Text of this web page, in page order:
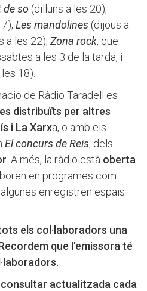
de so (dilluns a les 20);
Les mandolines (dijous a
a les 22); Zona rock, que
a les 3 de la tarda, i
18).
de Ràdio Taradell es
distribuïts per altres
i La Xarxa, o amb els
El concurs de Reis, dels
. A més, la ràdio està oberta
en programes com
enregistren espais
els col·laboradors una
que l'emissora té
actualitzada cada